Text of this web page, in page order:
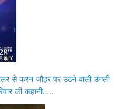
से करन जौहर पर उठने वाली उंगली
की कहानी…..